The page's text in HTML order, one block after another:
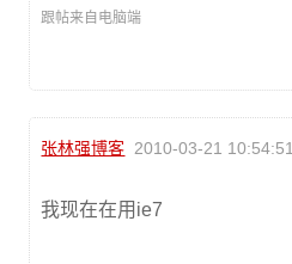
跟帖来自电脑端
张林强博客 2010-03-21 10:54:51
我现在在用ie7